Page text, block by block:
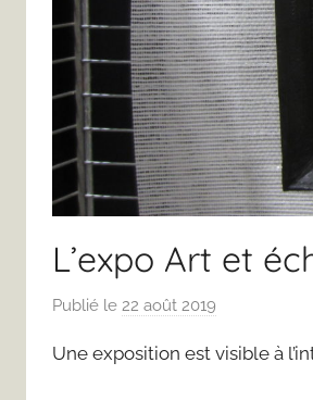
L’expo Art et
Publié le 22 août 2019
r
Une exposition est visible à